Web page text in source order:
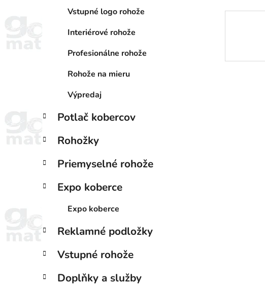
Vstupné logo rohože
Interiérové rohože
Profesionálne rohože
Rohože na mieru
Výpredaj
Potlač kobercov
Rohožky
Priemyselné rohože
Expo koberce
Expo koberce
Reklamné podložky
Vstupné rohože
Doplňky a služby